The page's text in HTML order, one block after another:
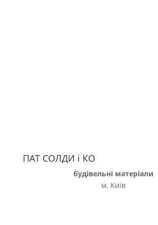
ПАТ СОЛДИ і КО
будівельні матеріали
м. Київ